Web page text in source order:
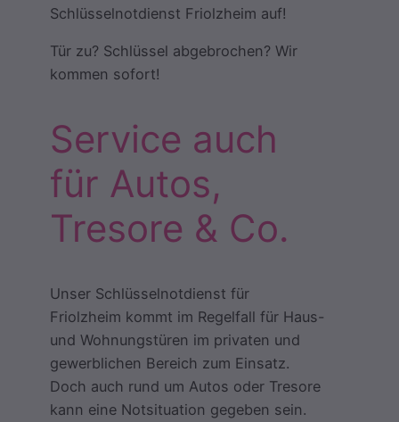
Schlüsselnotdienst Friolzheim auf!
Tür zu? Schlüssel abgebrochen? Wir
kommen sofort!
Service auch
für Autos,
Tresore & Co.
Unser Schlüsselnotdienst für
Friolzheim kommt im Regelfall für Haus-
und Wohnungstüren im privaten und
gewerblichen Bereich zum Einsatz.
Doch auch rund um Autos oder Tresore
kann eine Notsituation gegeben sein.